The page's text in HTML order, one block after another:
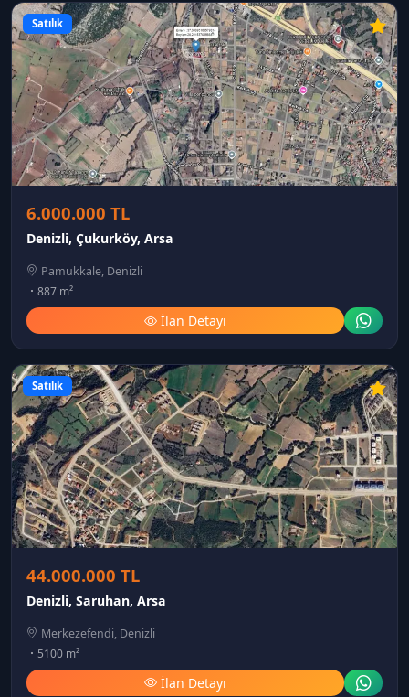
Satılık
6.000.000 TL
Denizli, Çukurköy, Arsa
Pamukkale, Denizli
887 m²
İlan Detayı
Satılık
44.000.000 TL
Denizli, Saruhan, Arsa
Merkezefendi, Denizli
5100 m²
İlan Detayı